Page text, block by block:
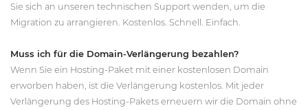
Sie sich an unseren technischen Support wenden, um die
Migration zu arrangieren. Kostenlos. Schnell. Einfach.
Muss ich für die Domain-Verlängerung bezahlen?
Wenn Sie ein Hosting-Paket mit einer kostenlosen Domain
erworben haben, ist die Verlängerung kostenlos. Mit jeder
Verlängerung des Hosting-Pakets erneuern wir die Domain ohne